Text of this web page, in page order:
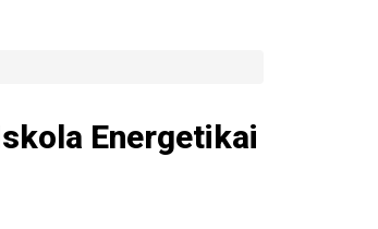
Energetikai